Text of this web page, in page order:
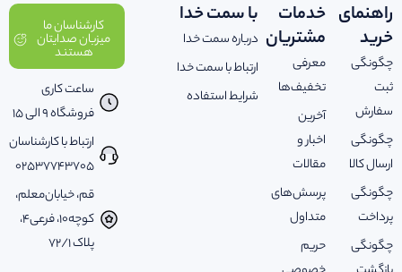
راهنمای
خرید
چگونگی
ثبت
سفارش
چگونگی
ارسال کالا
چگونگی
پرداخت
چگونگی
خدمات
مشتریان
معرفی
تخفیف‌ها
آخرین
اخبار و
مقالات
پرسش‌های
متداول
حریم
با سمت خدا
درباره سمت خدا
ارتباط با سمت خدا
شرایط استفاده
کارشناسان ما
میزبان صدایتان
هستند
ساعت کاری
فروشگاه 9 الی 15
ارتباط با کارشناسان
02537743705
قم، خیابان‌معلم،
کوچه‌10، فرعی‌4،
پلاک ‌72/1